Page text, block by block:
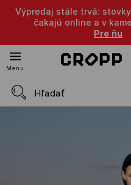
Výpredaj stále trvá:
čakajú online a v
Pre ňu
Menu